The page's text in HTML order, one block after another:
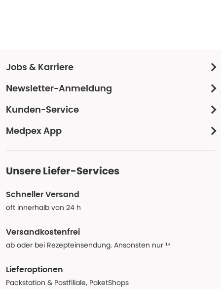
Jobs & Karriere
Newsletter-Anmeldung
Kunden-Service
Medpex App
Unsere Liefer-Services
Schneller Versand
oft innerhalb von 24 h
Versandkostenfrei
ab oder bei Rezepteinsendung. Ansonsten nur ¹⁴
Lieferoptionen
Packstation & Postfiliale, PaketShops